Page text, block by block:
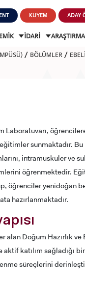
KUYEM ADAY
İDARİ ARAŞTIRMA
BÖLÜMLER
Laboratuvarı,
sunmaktadır.
intramüsküler ve
öğrenmektedir.
öğrenciler yenidoğan
hazırlanmaktadır.
alan Doğum Hazırlık
katılım sağladığı
süreçlerini